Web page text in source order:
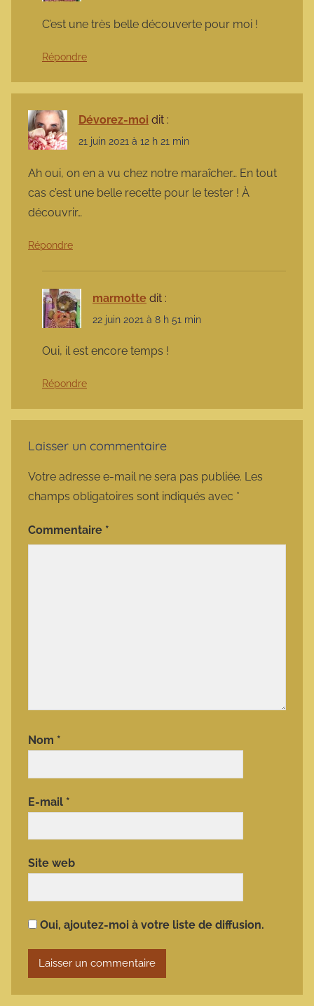
C’est une très belle découverte pour moi !
Répondre
Dévorez-moi dit :
21 juin 2021 à 12 h 21 min
Ah oui, on en a vu chez notre maraîcher… En tout
cas c’est une belle recette pour le tester ! À
découvrir…
Répondre
marmotte dit :
22 juin 2021 à 8 h 51 min
Oui, il est encore temps !
Répondre
Laisser un commentaire
Votre adresse e-mail ne sera pas publiée. Les
champs obligatoires sont indiqués avec *
Commentaire *
Nom *
E-mail *
Site web
Oui, ajoutez-moi à votre liste de diffusion.